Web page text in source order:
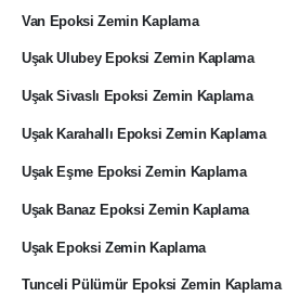
Van Epoksi Zemin Kaplama
Uşak Ulubey Epoksi Zemin Kaplama
Uşak Sivaslı Epoksi Zemin Kaplama
Uşak Karahallı Epoksi Zemin Kaplama
Uşak Eşme Epoksi Zemin Kaplama
Uşak Banaz Epoksi Zemin Kaplama
Uşak Epoksi Zemin Kaplama
Tunceli Pülümür Epoksi Zemin Kaplama